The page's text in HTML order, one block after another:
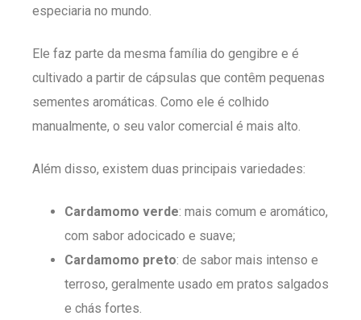
especiaria no mundo.
Ele faz parte da mesma família do gengibre e é
cultivado a partir de cápsulas que contêm pequenas
sementes aromáticas. Como ele é colhido
manualmente, o seu valor comercial é mais alto.
Além disso, existem duas principais variedades:
Cardamomo verde: mais comum e aromático,
com sabor adocicado e suave;
Cardamomo preto: de sabor mais intenso e
terroso, geralmente usado em pratos salgados
e chás fortes.